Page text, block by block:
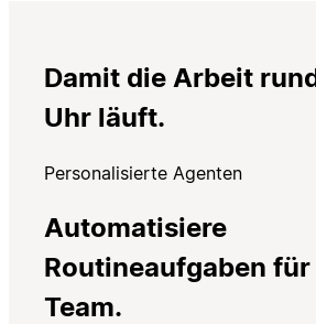
Damit die Arbeit
Uhr läuft.
Personalisierte Agenten
Automatisiere
Routineaufgaben für
Team.